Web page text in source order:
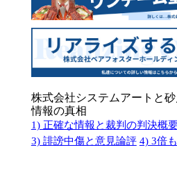
株式会社システムアートと
情報の真相
1) 正確な情報と裁判の判決概
3) 誹謗中傷と意見論評 4) 3倍